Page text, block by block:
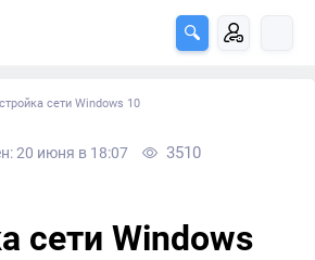
сети Windows 10
20 июня в 18:07 3510
сети Windows